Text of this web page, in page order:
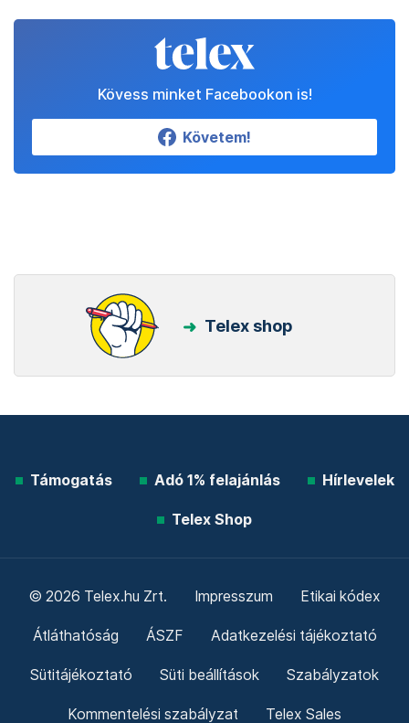
Kövess minket Facebookon is!
Követem!
Telex shop
Támogatás Adó 1% felajánlás Hírlevelek
Telex Shop
© 2026 Telex.hu Zrt. Impresszum Etikai kódex
Átláthatóság ÁSZF Adatkezelési tájékoztató
Sütitájékoztató Süti beállítások Szabályzatok
Kommentelési szabályzat Telex Sales